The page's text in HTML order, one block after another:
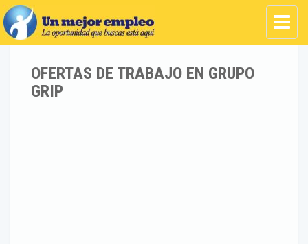
OFERTAS DE TRABAJO EN GRUPO
GRIP